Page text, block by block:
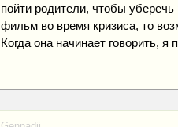
пойти родители, чтобы
фильм во время кризиса, то
Когда она начинает говорить,